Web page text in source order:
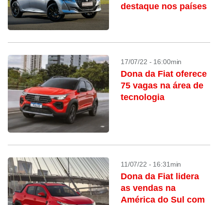
destaque nos países
17/07/22 - 16:00min
Dona da Fiat oferece
75 vagas na área de
tecnologia
11/07/22 - 16:31min
Dona da Fiat lidera
as vendas na
América do Sul com